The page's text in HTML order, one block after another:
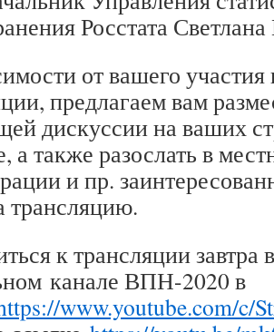
Росстата
от вашего участия
предлагаем вам
дискуссии на ваших
а также разослать в
и пр.
трансляцию.
к трансляции завтра
канале ВПН-2020 в
www.youtube.com/c/